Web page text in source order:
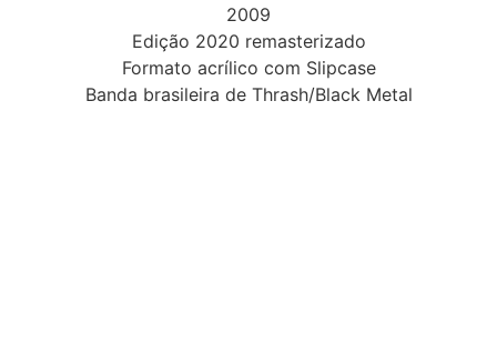
2009
Edição 2020 remasterizado
Formato acrílico com Slipcase
Banda brasileira de Thrash/Black Metal